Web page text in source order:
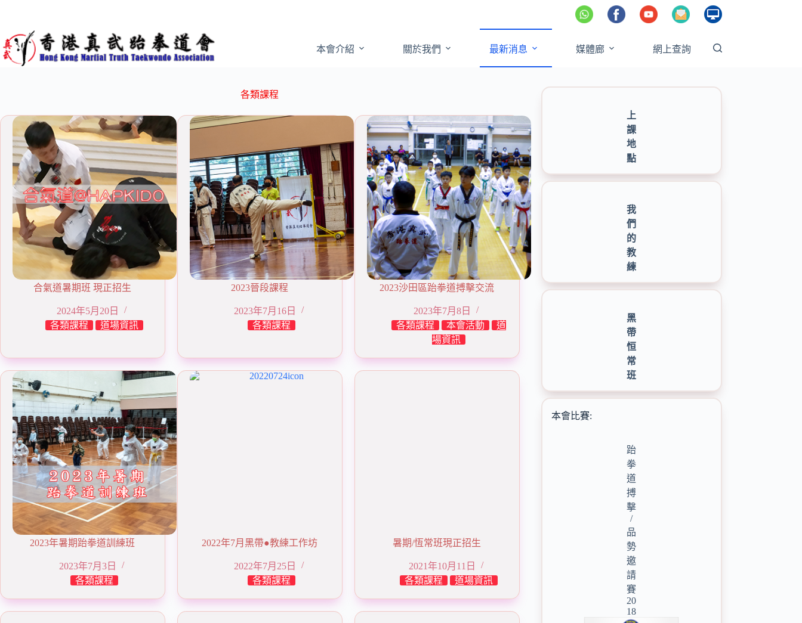
本會介紹 關於我們 最新消息 媒體廊 網上查詢
各類課程
合氣道暑期班 現正招生
2024年5月20日
各類課程
道場資訊
2023晉段課程
2023年7月16日
各類課程
2023沙田區跆拳道搏擊交流
2023年7月8日
各類課程
本會活動
道
場資訊
2023年暑期跆拳道訓練班
2023年7月3日
各類課程
2022年7月黑帶●教練工作坊
2022年7月25日
各類課程
暑期/恆常班現正招生
2021年10月11日
各類課程
道場資訊
上
課
地
點
我
們
的
教
練
黑
帶
恒
常
班
本會比賽:
跆
拳
道
搏
擊
/
品
勢
邀
請
賽
20
18